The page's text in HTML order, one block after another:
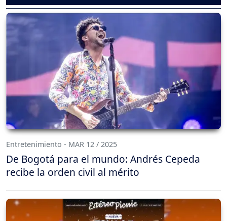
Entretenimiento - MAR 12 / 2025
De Bogotá para el mundo: Andrés Cepeda
recibe la orden civil al mérito